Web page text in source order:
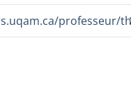
professeur/